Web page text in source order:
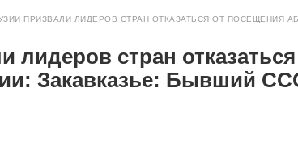
ПРИЗВАЛИ ЛИДЕРОВ СТРАН ОТКАЗАТЬСЯ ОТ ПОСЕЩЕНИЯ
лидеров стран отказаться
Закавказье: Бывший